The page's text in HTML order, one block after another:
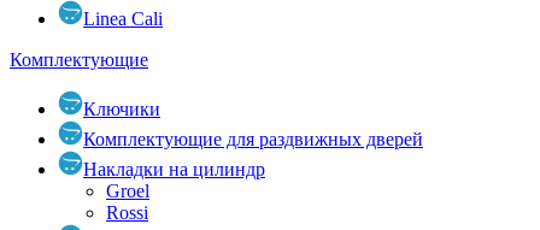
Linea Cali
Комплектующие
Ключики
Комплектующие для раздвижных дверей
Накладки на цилиндр
Groel
Rossi